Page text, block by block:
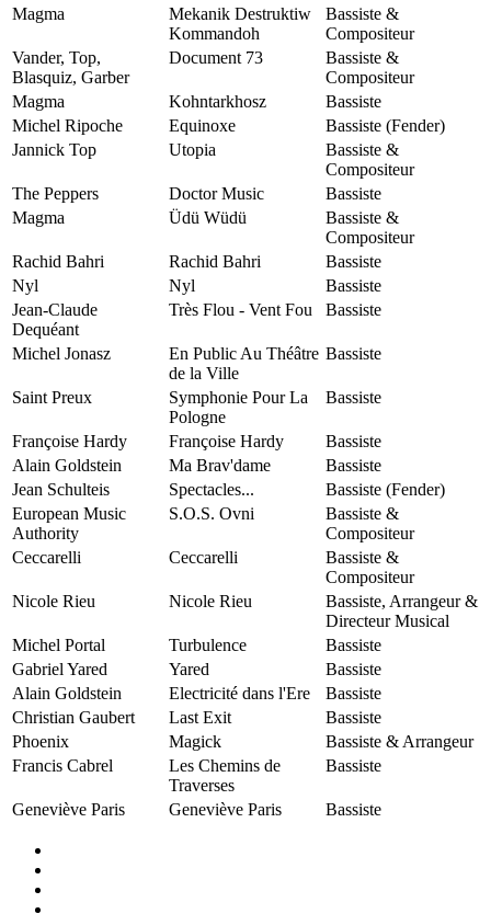
Magma
Mekanik Destruktiw
Kommandoh
Bassiste &
Compositeur
Vander, Top,
Blasquiz, Garber
Document 73
Bassiste &
Compositeur
Magma
Kohntarkhosz
Bassiste
Michel Ripoche
Equinoxe
Bassiste (Fender)
Jannick Top
Utopia
Bassiste &
Compositeur
The Peppers
Doctor Music
Bassiste
Magma
Üdü Wüdü
Bassiste &
Compositeur
Rachid Bahri
Rachid Bahri
Bassiste
Nyl
Nyl
Bassiste
Jean-Claude
Dequéant
Très Flou - Vent Fou Bassiste
Michel Jonasz
En Public Au Théâtre
de la Ville
Bassiste
Saint Preux
Symphonie Pour La
Pologne
Bassiste
Françoise Hardy Françoise Hardy
Bassiste
Alain Goldstein
Ma Brav'dame
Bassiste
Jean Schulteis
Spectacles...
Bassiste (Fender)
European Music
Authority
S.O.S. Ovni
Bassiste &
Compositeur
Ceccarelli
Ceccarelli
Bassiste &
Compositeur
Nicole Rieu
Nicole Rieu
Bassiste, Arrangeur &
Directeur Musical
Michel Portal
Turbulence
Bassiste
Gabriel Yared
Yared
Bassiste
Alain Goldstein
Electricité dans l'Ere
Bassiste
Christian Gaubert
Last Exit
Bassiste
Phoenix
Magick
Bassiste & Arrangeur
Francis Cabrel
Les Chemins de
Traverses
Bassiste
Geneviève Paris Geneviève Paris Bassiste